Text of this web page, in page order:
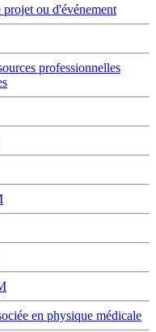
ou d'événement
professionnelles
en physique médicale